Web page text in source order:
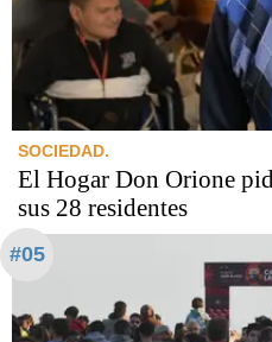
SOCIEDAD.
El Hogar Don Orione
sus 28 residentes
#05